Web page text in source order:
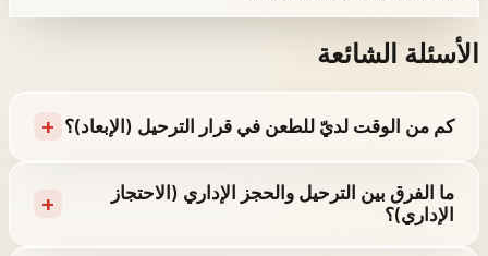
الأسئلة الشائعة
كم من الوقت لديّ للطعن في قرار الترحيل (الإبعاد)؟ +
ما الفرق بين الترحيل والحجز الإداري (الاحتجاز
الإداري)؟
+